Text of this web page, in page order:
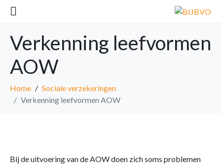
Verkenning leefvormen
AOW
Home
Sociale verzekeringen
Verkenning leefvormen AOW
Bij de uitvoering van de AOW doen zich soms problemen